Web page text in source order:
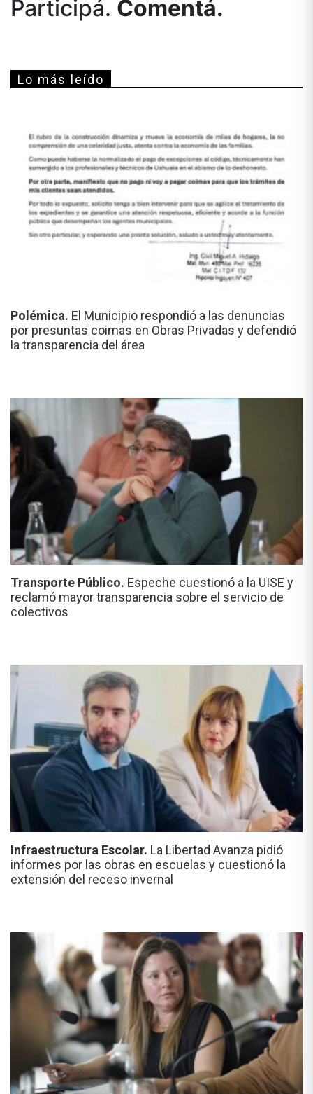
Participá. Comentá.
Lo más leído
Polémica. El Municipio respondió a las denuncias
por presuntas coimas en Obras Privadas y defendió
la transparencia del área
Transporte Público. Espeche cuestionó a la UISE y
reclamó mayor transparencia sobre el servicio de
colectivos
Infraestructura Escolar. La Libertad Avanza pidió
informes por las obras en escuelas y cuestionó la
extensión del receso invernal